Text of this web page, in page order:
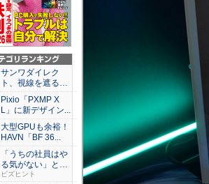
サンワダイレク
ト、視線を遮るフ
ェルト製デ...
Pixio「PXMP X
L」に新デザイン...
大型GPUも余裕！
HAVN「BF 36...
「うちの社員はや
る気がない」と嘆
くリーダ...
ビズヒント